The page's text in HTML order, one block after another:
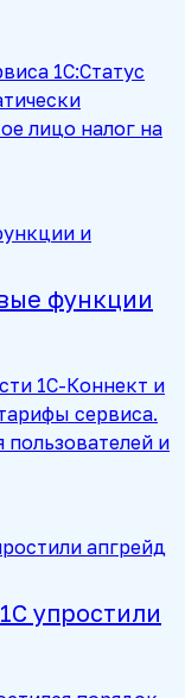
1С:Статус
лицо налог на
функции
1С-Коннект и
сервиса.
и
упростили